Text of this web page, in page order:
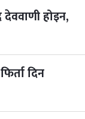
देववाणी होइन,
दिन